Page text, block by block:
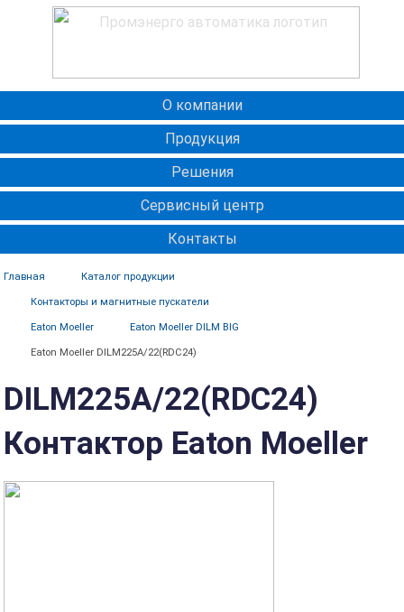
О компании
Продукция
Решения
Сервисный центр
Контакты
Главная Каталог продукции
Контакторы и магнитные пускатели
Eaton Moeller Eaton Moeller DILM BIG
Eaton Moeller DILM225A/22(RDC24)
DILM225A/22(RDC24)
Контактор Eaton Moeller